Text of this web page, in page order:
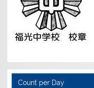
Count per Day